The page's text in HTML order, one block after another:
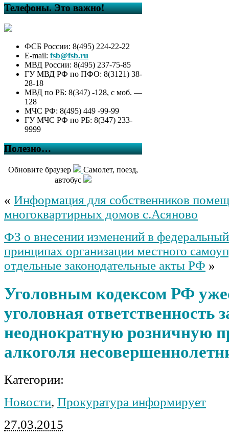
Телефоны. Это важно!
ФСБ России: 8(495) 224-22-22
E-mail: fsb@fsb.ru
МВД России: 8(495) 237-75-85
ГУ МВД РФ по ПФО: 8(3121) 38-
28-18
МВД по РБ: 8(347) -128, с моб. —
128
МЧС РФ: 8(495) 449 -99-99
ГУ МЧС РФ по РБ: 8(347) 233-
9999
Полезно…
Обновите браузер
Самолет, поезд,
автобус
« Информация для собственников
многоквартирных домов с.Асяново
ФЗ о внесении изменений в
принципах организации местного
отдельные законодательные акты РФ »
Уголовным кодексом РФ
уголовная ответственность
неоднократную розничную
алкоголя
Категории:
Новости, Прокуратура информирует
27.03.2015